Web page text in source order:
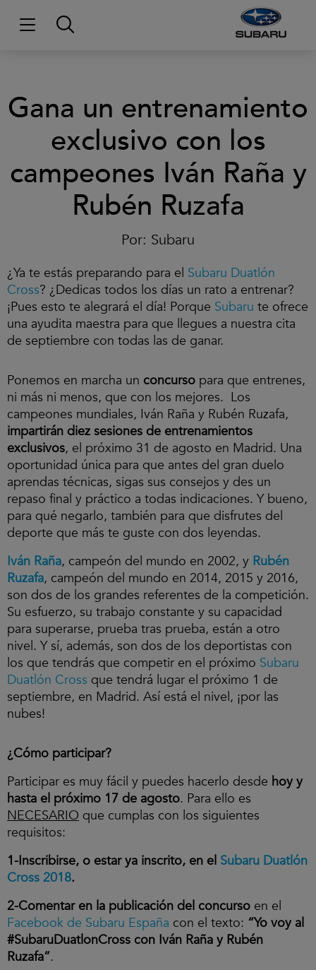
Gana un entrenamiento
exclusivo con los
campeones Iván Raña y
Rubén Ruzafa
Por: Subaru
¿Ya te estás preparando para el Subaru Duatlón
Cross? ¿Dedicas todos los días un rato a entrenar?
¡Pues esto te alegrará el día! Porque Subaru te ofrece
una ayudita maestra para que llegues a nuestra cita
de septiembre con todas las de ganar.
Ponemos en marcha un concurso para que entrenes,
ni más ni menos, que con los mejores. Los
campeones mundiales, Iván Raña y Rubén Ruzafa,
impartirán diez sesiones de entrenamientos
exclusivos, el próximo 31 de agosto en Madrid. Una
oportunidad única para que antes del gran duelo
aprendas técnicas, sigas sus consejos y des un
repaso final y práctico a todas indicaciones. Y bueno,
para qué negarlo, también para que disfrutes del
deporte que más te guste con dos leyendas.
Iván Raña, campeón del mundo en 2002, y Rubén
Ruzafa, campeón del mundo en 2014, 2015 y 2016,
son dos de los grandes referentes de la competición.
Su esfuerzo, su trabajo constante y su capacidad
para superarse, prueba tras prueba, están a otro
nivel. Y sí, además, son dos de los deportistas con
los que tendrás que competir en el próximo Subaru
Duatlón Cross que tendrá lugar el próximo 1 de
septiembre, en Madrid. Así está el nivel, ¡por las
nubes!
¿Cómo participar?
Participar es muy fácil y puedes hacerlo desde hoy y
hasta el próximo 17 de agosto. Para ello es
NECESARIO que cumplas con los siguientes
requisitos:
1-Inscribirse, o estar ya inscrito, en el Subaru Duatlón
Cross 2018.
2-Comentar en la publicación del concurso en el
Facebook de Subaru España con el texto: “Yo voy al
#SubaruDuatlonCross con Iván Raña y Rubén
Ruzafa”.